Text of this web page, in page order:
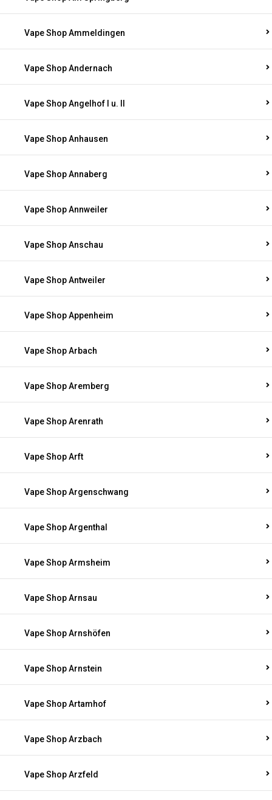
Vape Shop Ammeldingen
Vape Shop Andernach
Vape Shop Angelhof I u. II
Vape Shop Anhausen
Vape Shop Annaberg
Vape Shop Annweiler
Vape Shop Anschau
Vape Shop Antweiler
Vape Shop Appenheim
Vape Shop Arbach
Vape Shop Aremberg
Vape Shop Arenrath
Vape Shop Arft
Vape Shop Argenschwang
Vape Shop Argenthal
Vape Shop Armsheim
Vape Shop Arnsau
Vape Shop Arnshöfen
Vape Shop Arnstein
Vape Shop Artamhof
Vape Shop Arzbach
Vape Shop Arzfeld